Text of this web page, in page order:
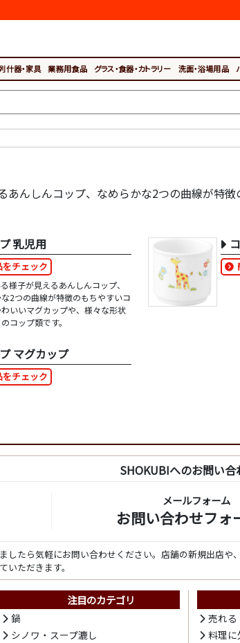
什器・家具 業務用食品 グラス・食器・カトラリー 洗面・浴場用品
あんしんコップ、なめらかな2つの曲線が特
乳児用
をチェック
様子が見えるあんしんコップ、
2つの曲線が特徴のもちやすいコ
いいマグカップや、様々な形状
コップ類です。
マグカップ
をチェック
SHOKUBIへのお問い合
メールフォーム
お問い合わせフォ
したら気軽にお問い合わせください。店舗の新規出店
ただきます。
注目のカテゴリ
鍋
シノワ・スープ漉し
売れる
料理に